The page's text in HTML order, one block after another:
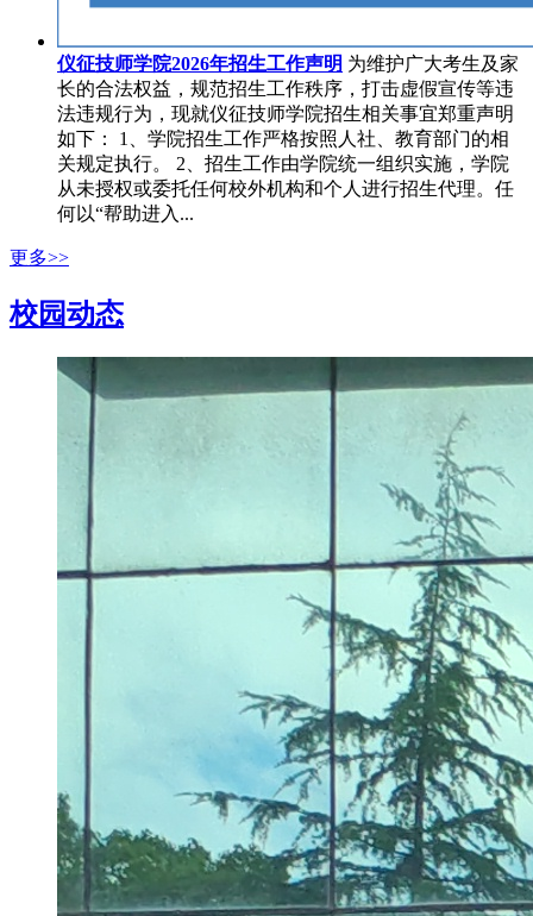
仪征技师学院2026年招生工作声明 为维护广大考生及家
长的合法权益，规范招生工作秩序，打击虚假宣传等违
法违规行为，现就仪征技师学院招生相关事宜郑重声明
如下： 1、学院招生工作严格按照人社、教育部门的相
关规定执行。 2、招生工作由学院统一组织实施，学院
从未授权或委托任何校外机构和个人进行招生代理。任
何以“帮助进入...
更多>>
校园动态